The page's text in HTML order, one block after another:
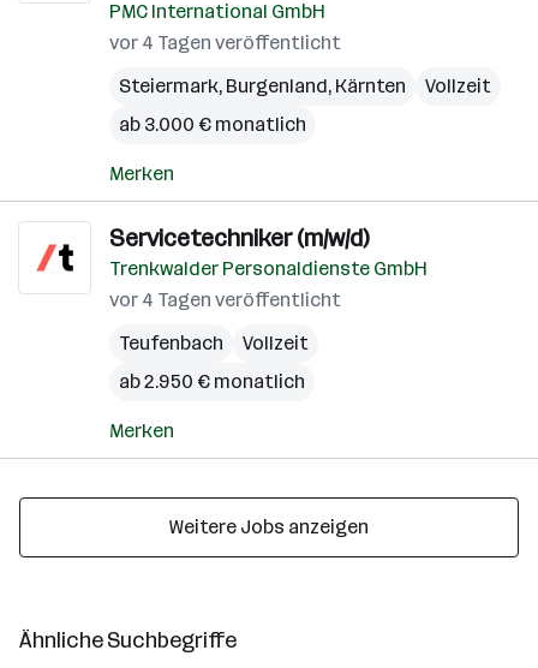
PMC International GmbH
vor 4 Tagen veröffentlicht
Steiermark, Burgenland, Kärnten
Vollzeit
ab 3.000 € monatlich
Merken
Servicetechniker (m/w/d)
Trenkwalder Personaldienste GmbH
vor 4 Tagen veröffentlicht
Teufenbach
Vollzeit
ab 2.950 € monatlich
Merken
Weitere Jobs anzeigen
Ähnliche Suchbegriffe